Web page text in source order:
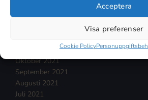
Acceptera
Visa preferenser
Cookie Policy
Februari 2022
November 2021
Oktober 2021
September 2021
Augusti 2021
Juli 2021